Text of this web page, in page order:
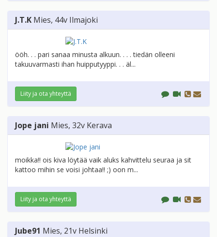
J.T.K Mies, 44v Ilmajoki
ööh. . . pari sanaa minusta alkuun. . . . tiedän olleeni
takuuvarmasti ihan huipputyyppi. . . äl...
Liity ja ota yhteyttä
Jope jani Mies, 32v Kerava
moikka!! ois kiva löytää vaik aluks kahvittelu seuraa ja sit
kattoo mihin se voisi johtaa!! ;) oon m...
Liity ja ota yhteyttä
Jube91 Mies, 21v Helsinki